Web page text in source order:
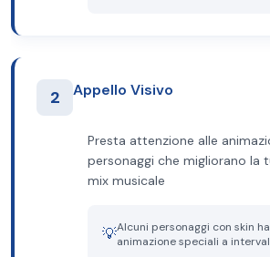
2 Appello Visivo
Presta attenzione alle
personaggi che migliorano la
mix musicale
💡Alcuni personaggi con skin
animazione speciali a